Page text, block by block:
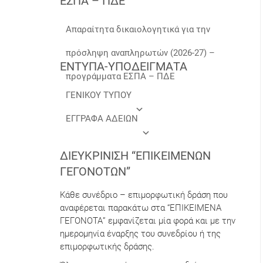
Απαραίτητα δικαιολογητικά για την
πρόσληψη αναπληρωτών (2026-27) –
προγράμματα ΕΣΠΑ – ΠΔΕ
ΕΝΤΥΠΑ-ΥΠΟΔΕΙΓΜΑΤΑ
ΓΕΝΙΚΟΥ ΤΥΠΟΥ
ΕΓΓΡΑΦΑ ΑΔΕΙΩΝ
ΔΙΕΥΚΡΊΝΙΣΗ “ΕΠΙΚΕΊΜΕΝΩΝ
ΓΕΓΟΝΌΤΩΝ”
Κάθε συνέδριο – επιμορφωτική δράση που
αναφέρεται παρακάτω στα “ΕΠΙΚΕΙΜΕΝΑ
ΓΕΓΟΝΟΤΑ” εμφανίζεται μία φορά και με την
ημερομηνία έναρξης του συνεδρίου ή της
επιμορφωτικής δράσης.